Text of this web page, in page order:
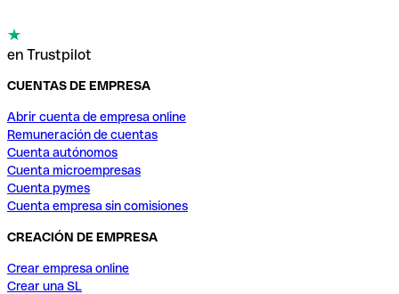
en Trustpilot
CUENTAS DE EMPRESA
Abrir cuenta de empresa online
Remuneración de cuentas
Cuenta autónomos
Cuenta microempresas
Cuenta pymes
Cuenta empresa sin comisiones
CREACIÓN DE EMPRESA
Crear empresa online
Crear una SL